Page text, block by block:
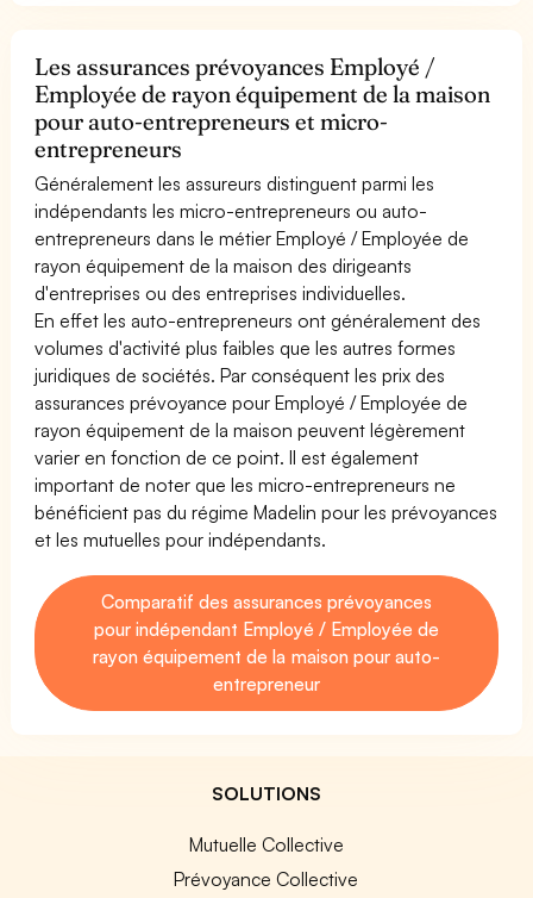
Les assurances prévoyances Employé /
Employée de rayon équipement de la maison
pour auto-entrepreneurs et micro-
entrepreneurs
Généralement les assureurs distinguent parmi les
indépendants les micro-entrepreneurs ou auto-
entrepreneurs dans le métier Employé / Employée de
rayon équipement de la maison des dirigeants
d'entreprises ou des entreprises individuelles.
En effet les auto-entrepreneurs ont généralement des
volumes d'activité plus faibles que les autres formes
juridiques de sociétés. Par conséquent les prix des
assurances prévoyance pour Employé / Employée de
rayon équipement de la maison peuvent légèrement
varier en fonction de ce point. Il est également
important de noter que les micro-entrepreneurs ne
bénéficient pas du régime Madelin pour les prévoyances
et les mutuelles pour indépendants.
Comparatif des assurances prévoyances
pour indépendant Employé / Employée de
rayon équipement de la maison pour auto-
entrepreneur
SOLUTIONS
Mutuelle Collective
Prévoyance Collective